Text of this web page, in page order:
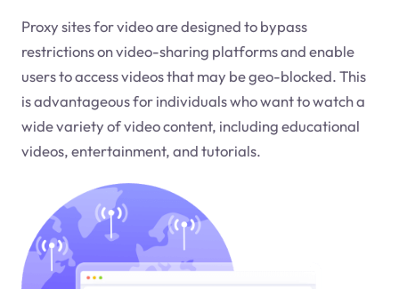
Proxy sites for video are designed to bypass
restrictions on video-sharing platforms and enable
users to access videos that may be geo-blocked. This
is advantageous for individuals who want to watch a
wide variety of video content, including educational
videos, entertainment, and tutorials.